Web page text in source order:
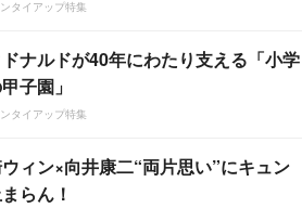
タイアップ特集
ナルドが40年にわたり支える「小学
子園」
タイアップ特集
ィン×向井康二“両片思い”にキュン
らん！